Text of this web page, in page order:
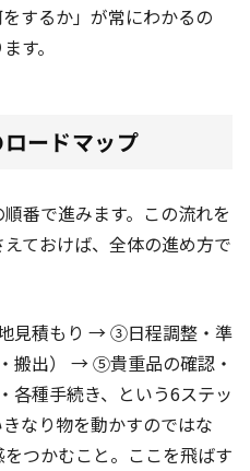
するか」が常にわかるの
す。
ードマップ
番で進みます。この流れを
えておけば、全体の進め方で
見積もり → ③日程調整・準
搬出） → ⑤貴重品の確認・
種手続き、という6ステッ
なり物を動かすのではな
つかむこと。ここを飛ばす